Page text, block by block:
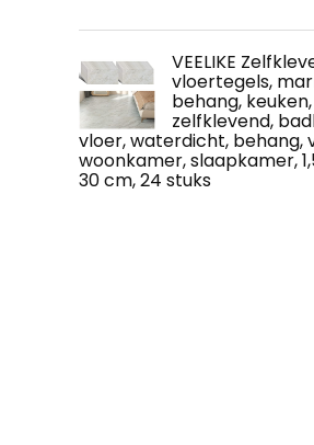
VEELIKE
vloertegels,
behang,
zelfklevend,
vloer, waterdicht, behang,
woonkamer, slaapkamer,
30 cm, 24 stuks